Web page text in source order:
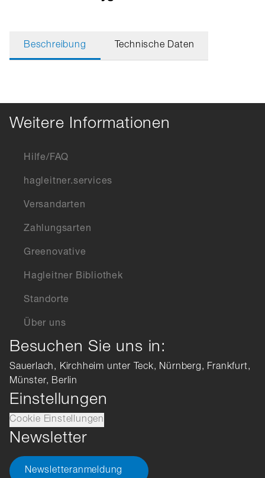
Beschreibung Technische Daten
Weitere Informationen
Hilfe/FAQ
hagleitner.services
Versandarten
Zahlungsarten
Greenovative
Hagleitner Bibliothek
Standorte
Über uns
Besuchen Sie uns in:
Sauerlach, Kirchheim unter Teck, Nürnberg, Frankfurt,
Münster, Berlin
Einstellungen
Cookie Einstellungen
Newsletter
Newsletteranmeldung